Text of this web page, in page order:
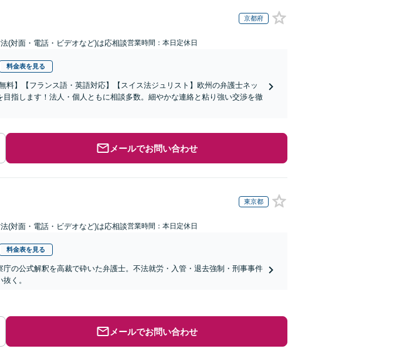
京都府
(対面・電話・ビデオなど)は応相談営業時間：本日定休日
料金表を見る
料】【フランス語・英語対応】【スイス法ジュリスト】欧州の弁護士ネッ
目指します！法人・個人ともに相談多数。細やかな連絡と粘り強い交渉を徹
メールでお問い合わせ
東京都
(対面・電話・ビデオなど)は応相談営業時間：本日定休日
料金表を見る
庁の公式解釈を高裁で砕いた弁護士。不法就労・入管・退去強制・刑事事件
く。
メールでお問い合わせ